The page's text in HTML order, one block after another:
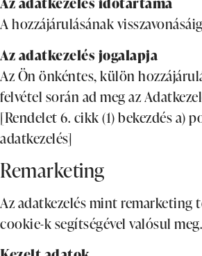
A hozzájárulásának
Az adatkezelés jogalapja
Az Ön önkéntes, külön
felvétel során ad meg az
[Rendelet 6. cikk (1) bekezdés a)
adatkezelés]
Remarketing
Az adatkezelés mint remarketing
cookie-k segítségével valósul meg.